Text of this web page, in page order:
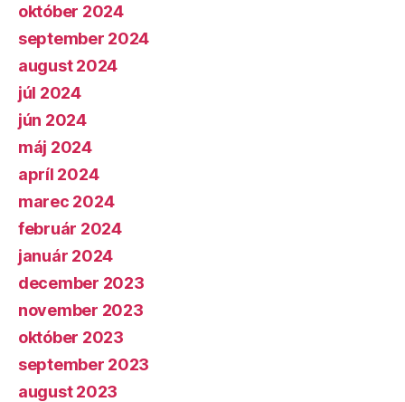
október 2024
september 2024
august 2024
júl 2024
jún 2024
máj 2024
apríl 2024
marec 2024
február 2024
január 2024
december 2023
november 2023
október 2023
september 2023
august 2023